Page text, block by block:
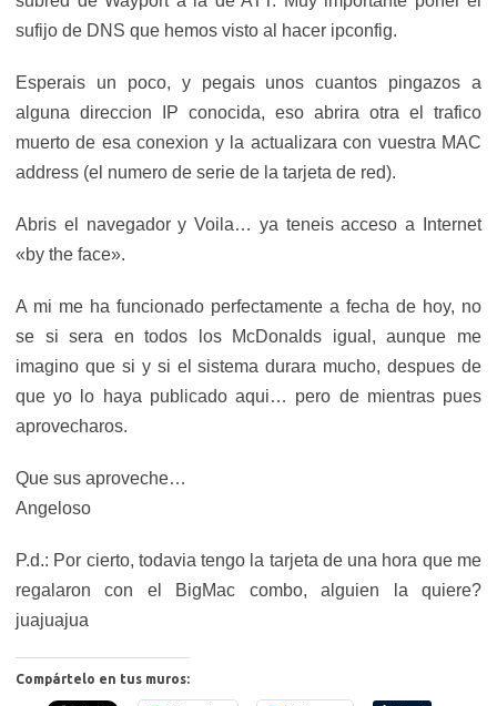
sufijo de DNS que hemos visto al hacer ipconfig.
Esperais un poco, y pegais unos cuantos pingazos a
alguna direccion IP conocida, eso abrira otra el trafico
muerto de esa conexion y la actualizara con vuestra MAC
address (el numero de serie de la tarjeta de red).
Abris el navegador y Voila… ya teneis acceso a Internet
«by the face».
A mi me ha funcionado perfectamente a fecha de hoy, no
se si sera en todos los McDonalds igual, aunque me
imagino que si y si el sistema durara mucho, despues de
que yo lo haya publicado aqui… pero de mientras pues
aprovecharos.
Que sus aproveche…
Angeloso
P.d.: Por cierto, todavia tengo la tarjeta de una hora que me
regalaron con el BigMac combo, alguien la quiere?
juajuajua
Compártelo en tus muros: